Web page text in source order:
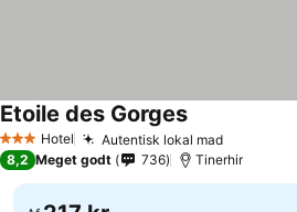
3 StjernerHotel Autentisk lokal mad
Etoile des Gorges
8,2 Meget godt 736 Tinerhir